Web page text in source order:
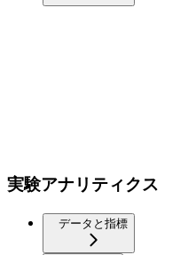
実験アナリティクス
データと指標